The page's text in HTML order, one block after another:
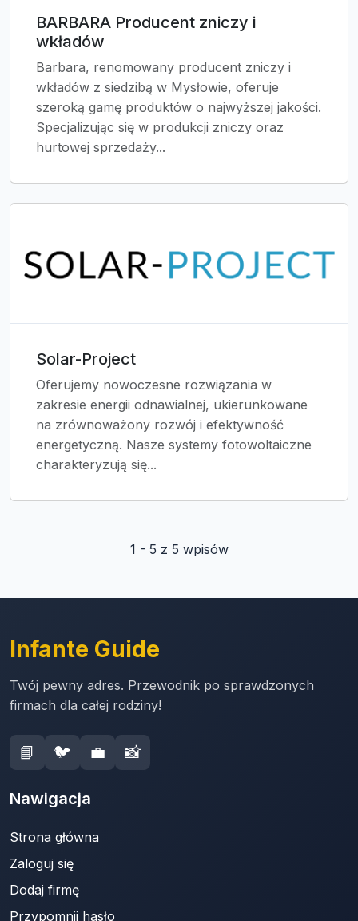
BARBARA Producent zniczy i
wkładów
Barbara, renomowany producent zniczy i
wkładów z siedzibą w Mysłowie, oferuje
szeroką gamę produktów o najwyższej jakości.
Specjalizując się w produkcji zniczy oraz
hurtowej sprzedaży...
Solar-Project
Oferujemy nowoczesne rozwiązania w
zakresie energii odnawialnej, ukierunkowane
na zrównoważony rozwój i efektywność
energetyczną. Nasze systemy fotowoltaiczne
charakteryzują się...
1 - 5 z 5 wpisów
Infante Guide
Twój pewny adres. Przewodnik po sprawdzonych
firmach dla całej rodziny!
📘 🐦 💼 📸
Nawigacja
Strona główna
Zaloguj się
Dodaj firmę
Przypomnij hasło